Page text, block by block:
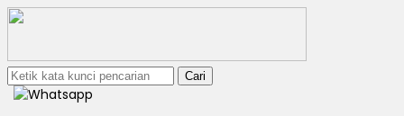
Cari